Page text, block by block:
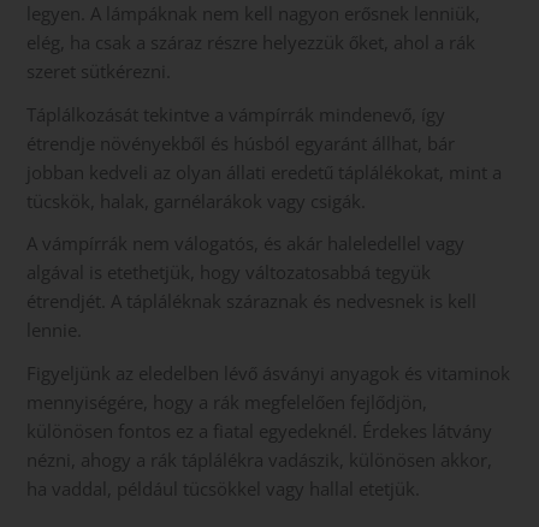
legyen. A lámpáknak nem kell nagyon erősnek lenniük,
elég, ha csak a száraz részre helyezzük őket, ahol a rák
szeret sütkérezni.
Táplálkozását tekintve a vámpírrák mindenevő, így
étrendje növényekből és húsból egyaránt állhat, bár
jobban kedveli az olyan állati eredetű táplálékokat, mint a
tücskök, halak, garnélarákok vagy csigák.
A vámpírrák nem válogatós, és akár haleledellel vagy
algával is etethetjük, hogy változatosabbá tegyük
étrendjét. A tápláléknak száraznak és nedvesnek is kell
lennie.
Figyeljünk az eledelben lévő ásványi anyagok és vitaminok
mennyiségére, hogy a rák megfelelően fejlődjön,
különösen fontos ez a fiatal egyedeknél. Érdekes látvány
nézni, ahogy a rák táplálékra vadászik, különösen akkor,
ha vaddal, például tücsökkel vagy hallal etetjük.